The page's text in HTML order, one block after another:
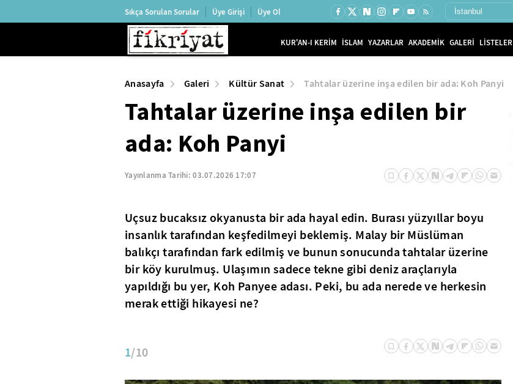
Sıkça Sorulan Sorular Üye Girişi Üye Ol
KUR'AN-I KERİM İSLAM YAZARLAR AKADEMİK GALERİ LİSTELER
Anasayfa Galeri Kültür Sanat Tahtalar üzerine inşa edilen bir ada: Koh Panyi
Tahtalar üzerine inşa edilen bir
ada: Koh Panyi
Yayınlanma Tarihi:03.07.2026 17:07
Uçsuz bucaksız okyanusta bir ada hayal edin. Burası yüzyıllar boyu
insanlık tarafından keşfedilmeyi beklemiş. Malay bir Müslüman
balıkçı tarafından fark edilmiş ve bunun sonucunda tahtalar üzerine
bir köy kurulmuş. Ulaşımın sadece tekne gibi deniz araçlarıyla
yapıldığı bu yer, Koh Panyee adası. Peki, bu ada nerede ve herkesin
merak ettiği hikayesi ne?
1/10